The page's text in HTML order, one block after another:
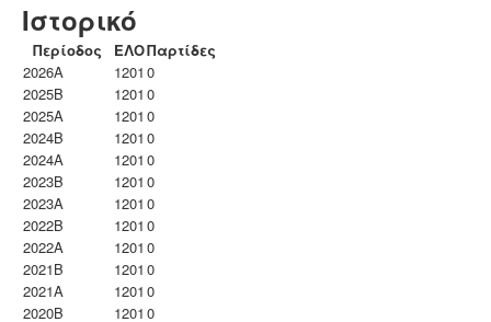
Ιστορικό
Περίοδος ΕΛΟΠαρτίδες
2026A
1201 0
2025B
1201 0
2025A
1201 0
2024B
1201 0
2024A
1201 0
2023B
1201 0
2023Α
1201 0
2022B
1201 0
2022A
1201 0
2021B
1201 0
2021A
1201 0
2020B
1201 0